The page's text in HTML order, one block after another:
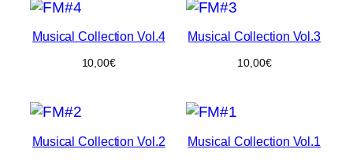
Musical Collection Vol.4
10,00€
Musical Collection Vol.3
10,00€
Musical Collection Vol.2 Musical Collection Vol.1